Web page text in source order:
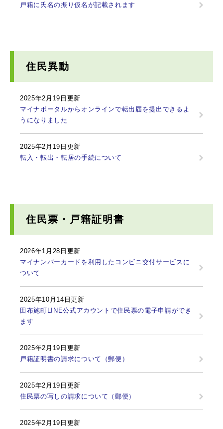
戸籍に氏名の振り仮名が記載されます
住民異動
2025年2月19日更新
マイナポータルからオンラインで転出届を提出できるよ
うになりました
2025年2月19日更新
転入・転出・転居の手続について
住民票・戸籍証明書
2026年1月28日更新
マイナンバーカードを利用したコンビニ交付サービスに
ついて
2025年10月14日更新
田布施町LINE公式アカウントで住民票の電子申請ができ
ます
2025年2月19日更新
戸籍証明書の請求について（郵便）
2025年2月19日更新
住民票の写しの請求について（郵便）
2025年2月19日更新